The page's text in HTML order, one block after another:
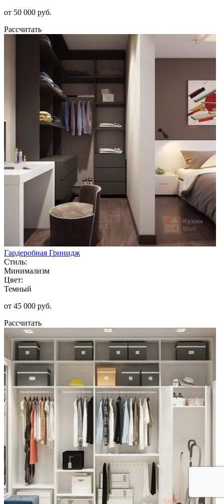
от 50 000 руб.
Рассчитать
Гардеробная Гринидж
Стиль:
Минимализм
Цвет:
Темный
от 45 000 руб.
Рассчитать